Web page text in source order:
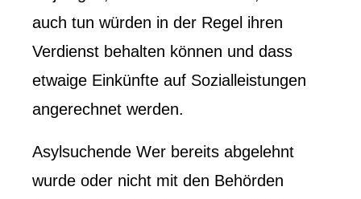
auch tun würden in der Regel ihren
Verdienst behalten können und dass
etwaige Einkünfte auf Sozialleistungen
angerechnet werden.
Asylsuchende Wer bereits abgelehnt
wurde oder nicht mit den Behörden